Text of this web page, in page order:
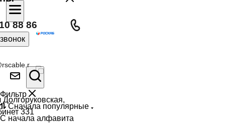
88 86
331
Фильтр
Сначала популярные
С начала алфавита